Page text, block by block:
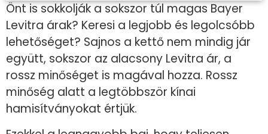
Önt is sokkolják a sokszor túl magas Bayer
Levitra árak? Keresi a legjobb és legolcsóbb
lehetőséget? Sajnos a kettő nem mindig jár
együtt, sokszor az alacsony Levitra ár, a
rossz minőséget is magával hozza. Rossz
minőség alatt a legtöbbször kínai
hamisítványokat értjük.